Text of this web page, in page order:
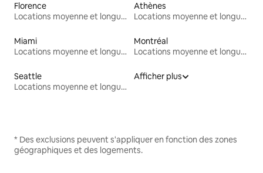
Florence
Locations moyenne et longue durée
Athènes
Locations moyenne et longue durée
Miami
Locations moyenne et longue durée
Montréal
Locations moyenne et longue durée
Seattle
Locations moyenne et longue durée
Afficher plus
* Des exclusions peuvent s'appliquer en fonction des zones
géographiques et des logements.